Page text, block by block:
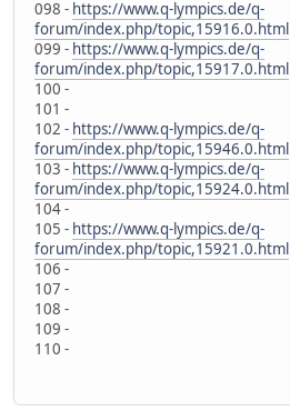
098 - https://www.q-lympics.de/q-
forum/index.php/topic,15916.0.html
099 - https://www.q-lympics.de/q-
forum/index.php/topic,15917.0.html
100 -
101 -
102 - https://www.q-lympics.de/q-
forum/index.php/topic,15946.0.html
103 - https://www.q-lympics.de/q-
forum/index.php/topic,15924.0.html
104 -
105 - https://www.q-lympics.de/q-
forum/index.php/topic,15921.0.html
106 -
107 -
108 -
109 -
110 -